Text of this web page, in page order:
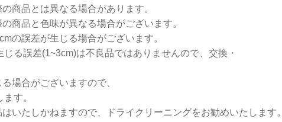
商品とは異なる場合があります。
商品と色味が異なる場合がございます。
の誤差が生じる場合がございます。
る誤差(1~3cm)は不良品ではありませんので、交換・
場合がございますので、
す。
いたしかねますので、ドライクリーニングをお勧めいたします。